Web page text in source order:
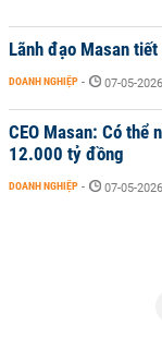
Lãnh đạo Masan
DOANH NGHIỆP - 07-05-2026
CEO Masan: Có thể
12.000 tỷ đồng
DOANH NGHIỆP - 07-05-2026